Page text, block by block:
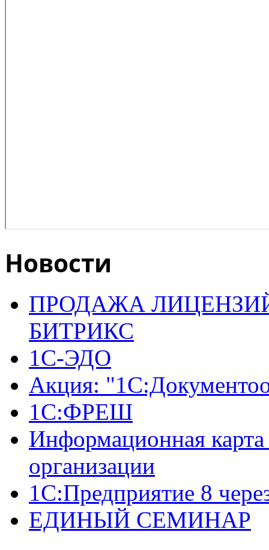
Новости
ПРОДАЖА
БИТРИКС
1С-ЭДО
Акция:
1С:ФРЕШ
Информационная
организации
1С:Предприятие 8
ЕДИНЫЙ СЕМИНАР